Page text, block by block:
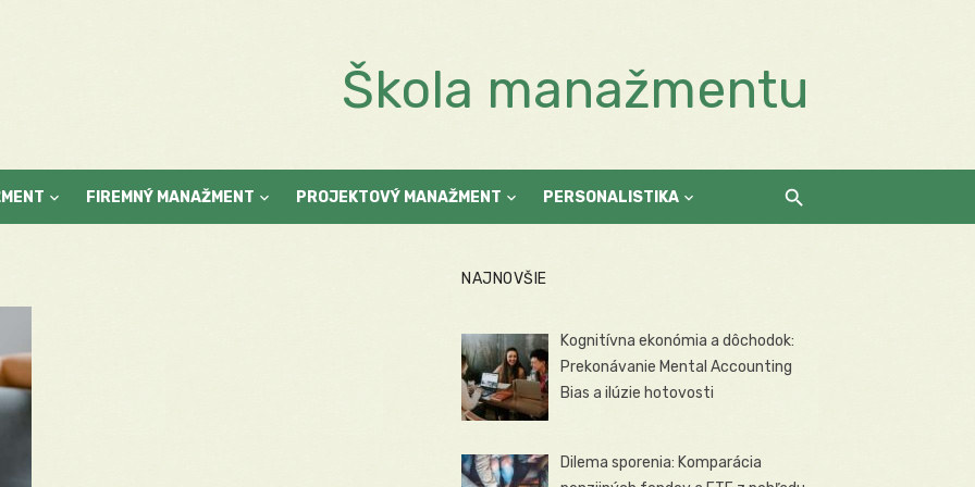
Škola manažmentu
FIREMNÝ MANAŽMENT PROJEKTOVÝ MANAŽMENT PERSONALISTIKA
NAJNOVŠIE
Kognitívna ekonómia a dôchodok:
Prekonávanie Mental Accounting
Bias a ilúzie hotovosti
Dilema sporenia: Komparácia